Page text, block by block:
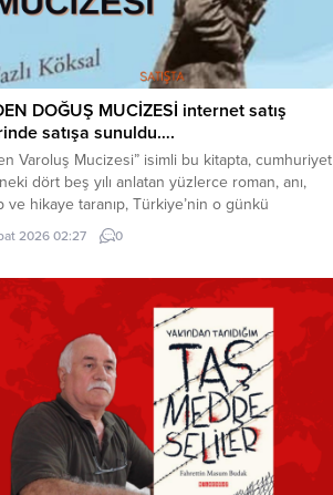
DOĞUŞ MUCİZESİ internet satış
satışa sunuldu….
Varoluş Mucizesi” isimli bu kitapta, cumhuriyet
dört beş yılı anlatan yüzlerce roman, anı,
ve hikaye taranıp, Türkiye’nin o günkü
ve insan manzarasını anlatan çarpıcı bölümler
Türkiye’nin bir fotoğrafı çekilmeye
2026 02:27 0